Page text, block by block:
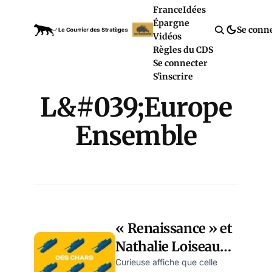
FranceIdées
Épargne
Vidéos
Règles du CDS
Se connecter
S'inscrire
Se
L&#039;Europe
Ensemble
« Renaissance » et
Nathalie Loiseau
inventent le char
Curieuse affiche que celle